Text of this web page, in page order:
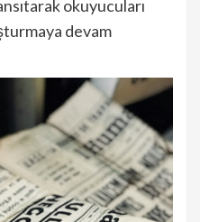
okuyucuları
devam